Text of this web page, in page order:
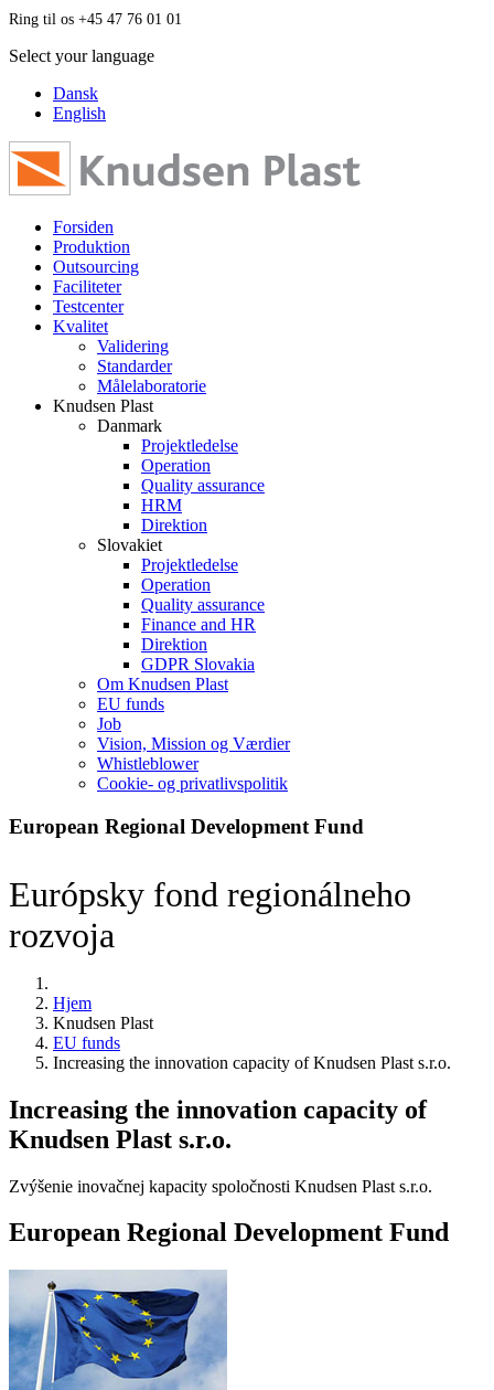
Ring til os +45 47 76 01 01
Select your language
Dansk
English
Forsiden
Produktion
Outsourcing
Faciliteter
Testcenter
Kvalitet
Validering
Standarder
Målelaboratorie
Knudsen Plast
Danmark
Projektledelse
Operation
Quality assurance
HRM
Direktion
Slovakiet
Projektledelse
Operation
Quality assurance
Finance and HR
Direktion
GDPR Slovakia
Om Knudsen Plast
EU funds
Job
Vision, Mission og Værdier
Whistleblower
Cookie- og privatlivspolitik
European Regional Development Fund
Európsky fond regionálneho
rozvoja
Hjem
Knudsen Plast
EU funds
Increasing the innovation capacity of Knudsen Plast s.r.o.
Increasing the innovation capacity of
Knudsen Plast s.r.o.
Zvýšenie inovačnej kapacity spoločnosti Knudsen Plast s.r.o.
European Regional Development Fund